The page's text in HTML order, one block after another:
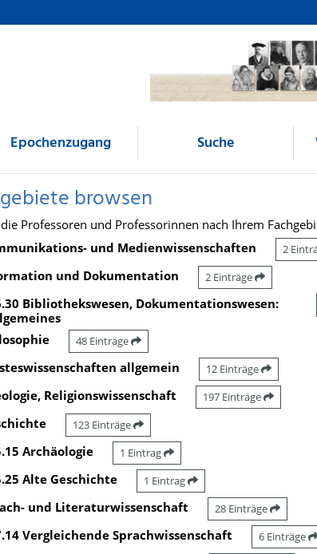
Epochenzugang Suche
browsen
Professoren und Professorinnen nach Ihrem
und Medienwissenschaften
2
und Dokumentation 2 Einträge
Bibliothekswesen, Dokumentationswesen:
48 Einträge
allgemein 12 Einträge
Religionswissenschaft 197 Einträge
123 Einträge
Archäologie 1 Eintrag
Alte Geschichte 1 Eintrag
und Literaturwissenschaft 28 Einträge
Vergleichende Sprachwissenschaft 6 Einträge